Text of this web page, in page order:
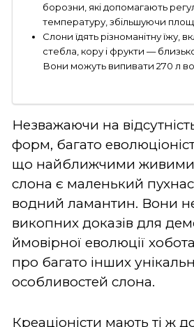
борозни, які допомагають
температуру, збільшуючи
Слони їдять різноманітну їжу,
стебла, кору і фрукти —
Вони можуть випивати 270 л
Незважаючи на
форм, багато
що найближчими
слона є маленький
водний ламантин. Вони
викопних доказів для
ймовірної еволюції
про багато інших
особливостей слона.
Креаціоністи мають ті ж